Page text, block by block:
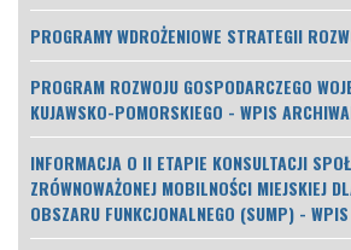
PROGRAMY WDROŻENIOWE STRATEGII
PROGRAM ROZWOJU GOSPODARCZEGO
KUJAWSKO-POMORSKIEGO - WPIS
INFORMACJA O II ETAPIE KONSULTACJI
ZRÓWNOWAŻONEJ MOBILNOŚCI MIEJSKIEJ
OBSZARU FUNKCJONALNEGO (SUMP) -